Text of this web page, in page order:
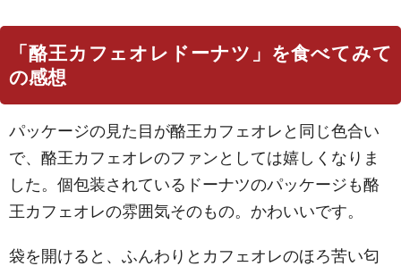
「酪王カフェオレドーナツ」を食べてみて
の感想
パッケージの見た目が酪王カフェオレと同じ色合い
で、酪王カフェオレのファンとしては嬉しくなりま
した。個包装されているドーナツのパッケージも酪
王カフェオレの雰囲気そのもの。かわいいです。
袋を開けると、ふんわりとカフェオレのほろ苦い匂